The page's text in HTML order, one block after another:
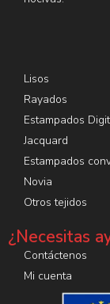
Lisos
Rayados
Estampados
Jacquard
Estampados
Novia
Otros tejidos
¿Necesitas
Contáctenos
Mi cuenta